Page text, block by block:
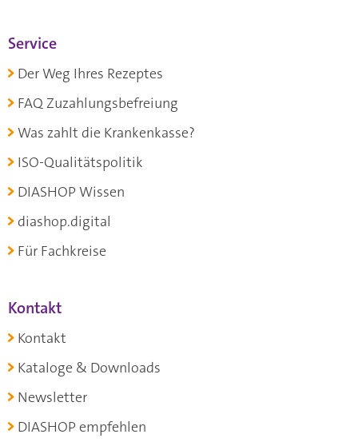
Service
Der Weg Ihres Rezeptes
FAQ Zuzahlungsbefreiung
Was zahlt die Krankenkasse?
ISO-Qualitätspolitik
DIASHOP Wissen
diashop.digital
Für Fachkreise
Kontakt
Kontakt
Kataloge & Downloads
Newsletter
DIASHOP empfehlen